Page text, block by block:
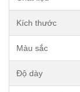
Kích thước
Màu sắc
Độ dày